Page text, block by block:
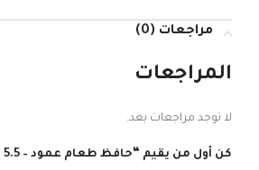
مراجعات (0)
المراجعات
لا توجد مراجعات بعد.
كن أول من يقيم “حافظ طعام عمود – 5.5 لتر – دارك”